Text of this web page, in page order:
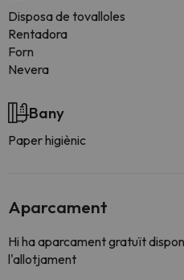
Disposa de tovalloles
Rentadora
Forn
Nevera
Bany
Paper higiènic
Aparcament
Hi ha aparcament gratuït
l'allotjament